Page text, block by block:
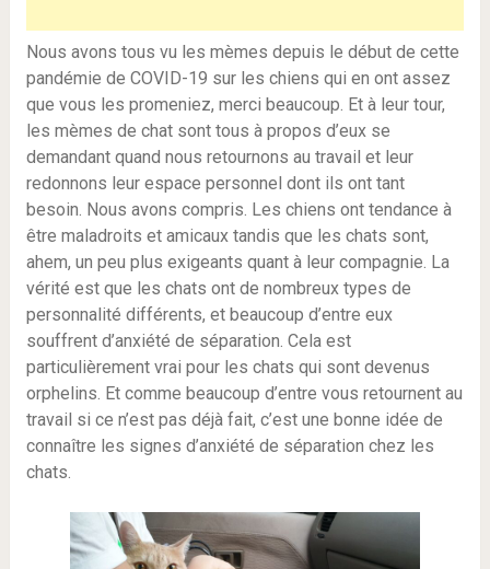
Nous avons tous vu les mèmes depuis le début de cette
pandémie de COVID-19 sur les chiens qui en ont assez
que vous les promeniez, merci beaucoup. Et à leur tour,
les mèmes de chat sont tous à propos d’eux se
demandant quand nous retournons au travail et leur
redonnons leur espace personnel dont ils ont tant
besoin. Nous avons compris. Les chiens ont tendance à
être maladroits et amicaux tandis que les chats sont,
ahem, un peu plus exigeants quant à leur compagnie. La
vérité est que les chats ont de nombreux types de
personnalité différents, et beaucoup d’entre eux
souffrent d’anxiété de séparation. Cela est
particulièrement vrai pour les chats qui sont devenus
orphelins. Et comme beaucoup d’entre vous retournent au
travail si ce n’est pas déjà fait, c’est une bonne idée de
connaître les signes d’anxiété de séparation chez les
chats.